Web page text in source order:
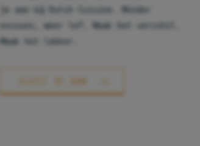
je aan bij Dutch Cuisine. Minder
excuses, meer lef. Maak het verschil.
Maak het lekker.
SLUIT JE AAN